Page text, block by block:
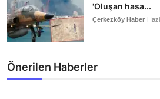
'Oluşan hasa...
Çerkezköy Haber
Önerilen Haberler